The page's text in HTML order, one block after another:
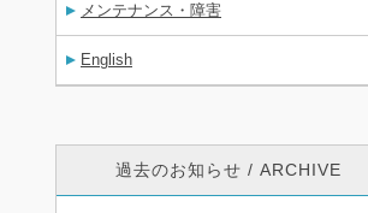
メンテナンス・障害
English
過去のお知らせ / ARCHIVE